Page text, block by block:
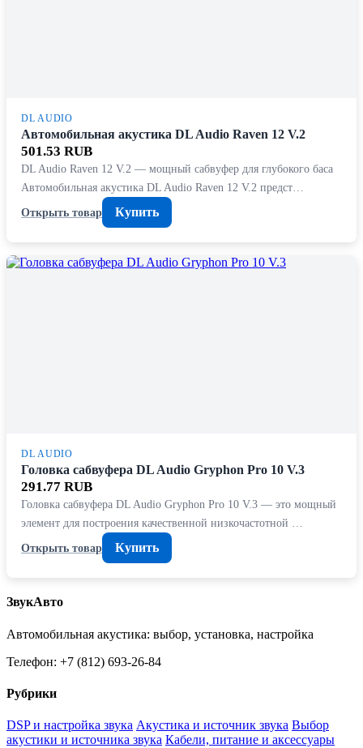
DL AUDIO
Автомобильная акустика DL Audio Raven 12 V.2
501.53 RUB
DL Audio Raven 12 V.2 — мощный сабвуфер для глубокого баса
Автомобильная акустика DL Audio Raven 12 V.2 предст…
Открыть товар
Купить
DL AUDIO
Головка сабвуфера DL Audio Gryphon Pro 10 V.3
291.77 RUB
Головка сабвуфера DL Audio Gryphon Pro 10 V.3 — это мощный
элемент для построения качественной низкочастотной …
Открыть товар
Купить
ЗвукАвто
Автомобильная акустика: выбор, установка, настройка
Телефон: +7 (812) 693-26-84
Рубрики
DSP и настройка звука Акустика и источник звука Выбор
акустики и источника звука Кабели, питание и аксессуары